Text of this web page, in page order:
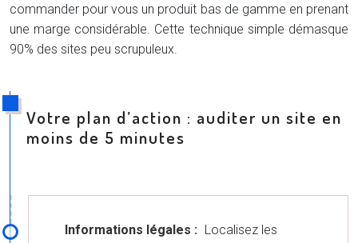
commander pour vous un produit bas de gamme en prenant
une marge considérable. Cette technique simple démasque
90% des sites peu scrupuleux.
Votre plan d’action : auditer un site en
moins de 5 minutes
Informations légales : Localisez les